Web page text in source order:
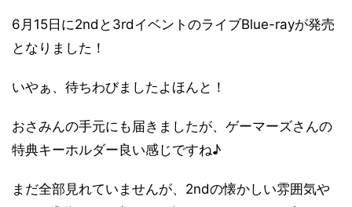
6月15日に2ndと3rdイベントのライブBlue-rayが発売
となりました！
いやぁ、待ちわびましたよほんと！
おさみんの手元にも届きましたが、ゲーマーズさんの
特典キーホルダー良い感じですね♪
まだ全部見れていませんが、2ndの懐かしい雰囲気や